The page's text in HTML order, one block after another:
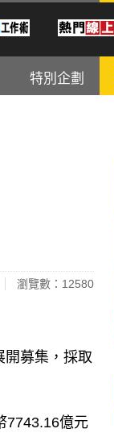
特別企劃
瀏覽數：12580